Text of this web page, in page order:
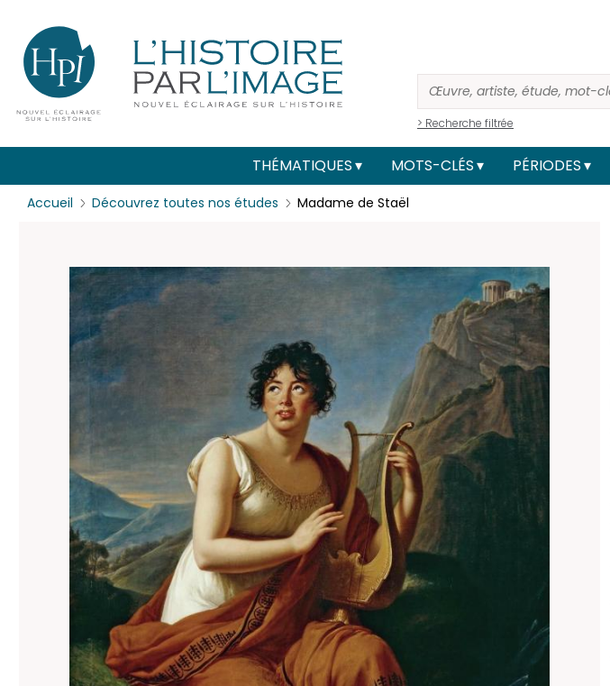
> Recherche filtrée
Menu
secondaire
(header)
Main
navigation
THÉMATIQUES MOTS-CLÉS PÉRIODES
Accueil Découvrez toutes nos études Madame de Staël